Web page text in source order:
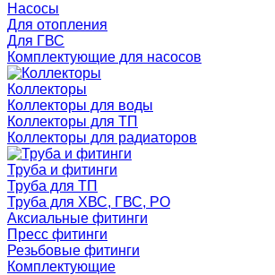
Насосы
Для отопления
Для ГВС
Комплектующие для насосов
Коллекторы
Коллекторы для воды
Коллекторы для ТП
Коллекторы для радиаторов
Труба и фитинги
Труба для ТП
Труба для ХВС, ГВС, РО
Аксиальные фитинги
Пресс фитинги
Резьбовые фитинги
Комплектующие